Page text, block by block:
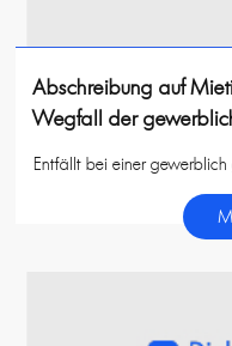
Abschreibung auf
Wegfall der
Entfällt bei einer